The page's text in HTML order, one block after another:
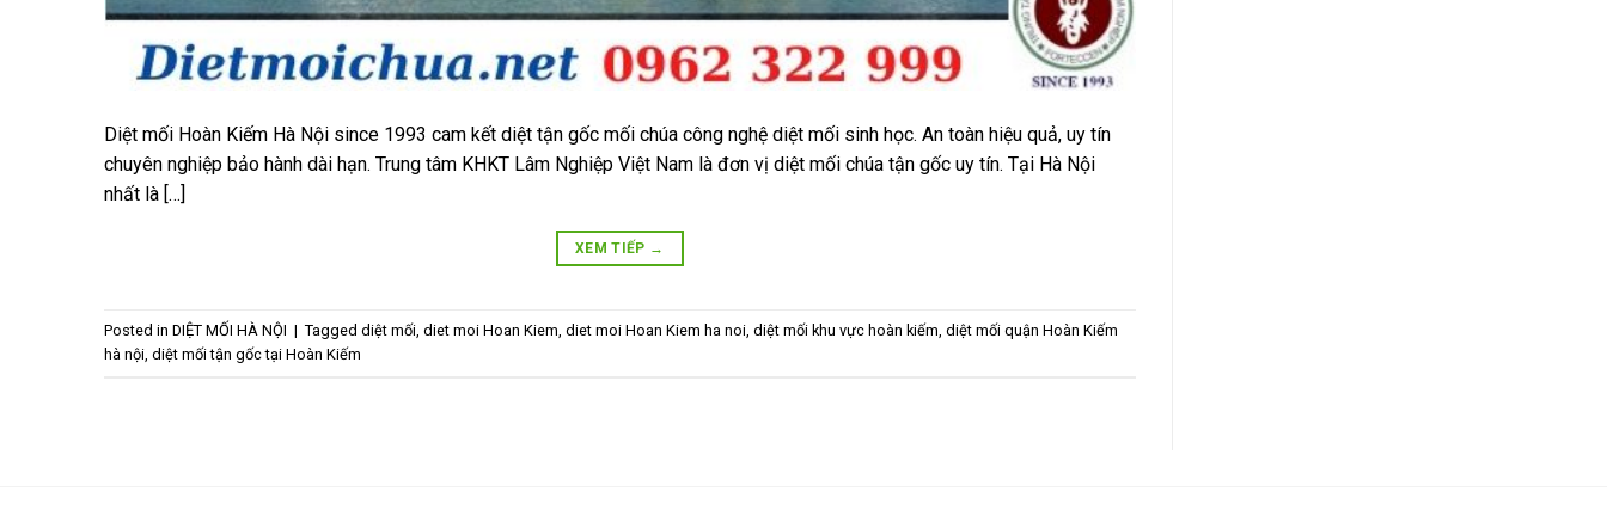
Diệt mối Hoàn Kiếm Hà Nội since 1993 cam kết diệt tận gốc mối chúa công nghệ diệt mối sinh học. An toàn hiệu quả, uy tín
chuyên nghiệp bảo hành dài hạn. Trung tâm KHKT Lâm Nghiệp Việt Nam là đơn vị diệt mối chúa tận gốc uy tín. Tại Hà Nội
nhất là […]
XEM TIẾP →
Posted in DIỆT MỐI HÀ NỘI | Tagged diệt mối diet moi Hoan Kiem diet moi Hoan Kiem ha noi diệt mối khu vực hoàn kiếm diệt mối quận Hoàn Kiếm
hà nội diệt mối tận gốc tại Hoàn Kiếm